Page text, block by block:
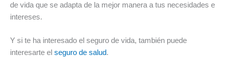
de vida que se adapta de la mejor manera a tus necesidades e
intereses.
Y si te ha interesado el seguro de vida, también puede
interesarte el seguro de salud.